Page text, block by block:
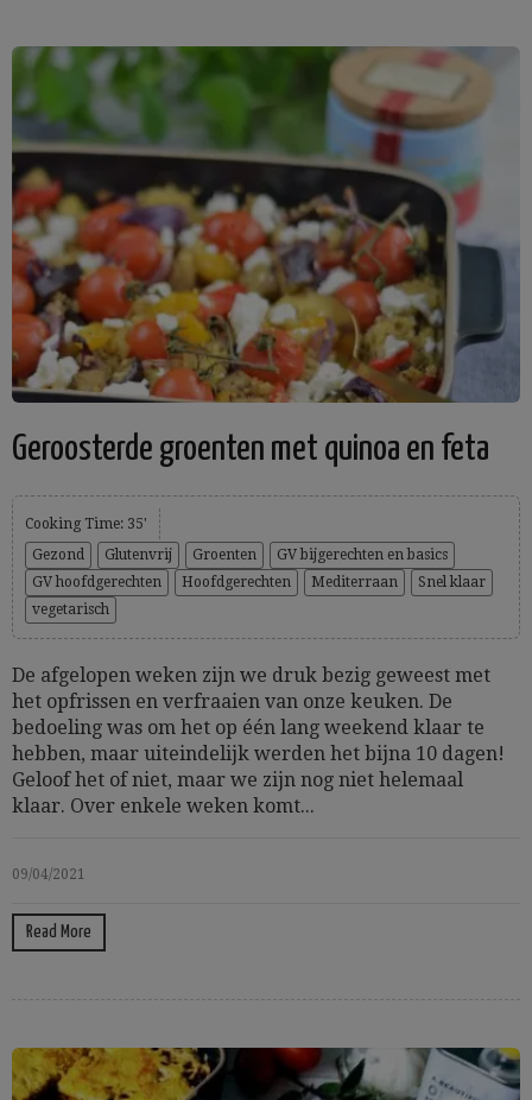
Geroosterde groenten met quinoa en feta
Cooking Time: 35'
Gezond
Glutenvrij Groenten
GV bijgerechten en basics
GV hoofdgerechten
Hoofdgerechten Mediterraan
Snel klaar
vegetarisch
De afgelopen weken zijn we druk bezig geweest met
het opfrissen en verfraaien van onze keuken. De
bedoeling was om het op één lang weekend klaar te
hebben, maar uiteindelijk werden het bijna 10 dagen!
Geloof het of niet, maar we zijn nog niet helemaal
klaar. Over enkele weken komt...
09/04/2021
Read More